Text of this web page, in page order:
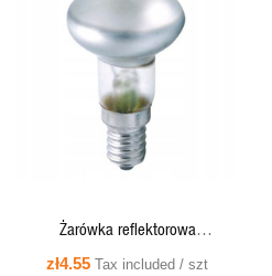
QUICK VIEW
Żarówka reflektorowa
wysokotemperaturowa R39 30W
zł4.55 Tax included / szt